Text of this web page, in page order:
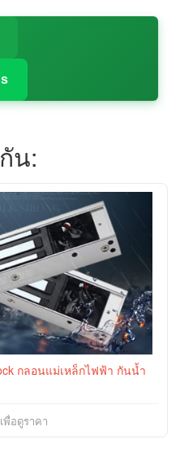
น:
กลอนแม่เหล็กไฟฟ้า กันน้ำ
พื่อดูราคา